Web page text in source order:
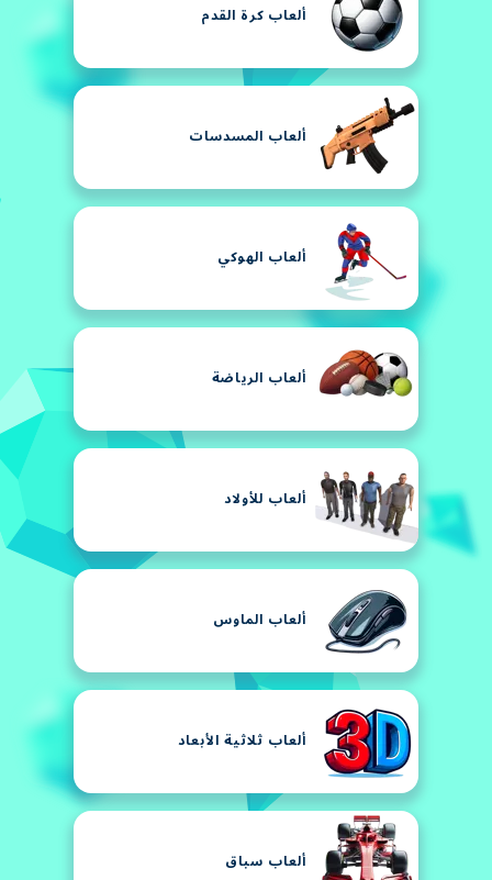
ألعاب كرة القدم
ألعاب المسدسات
ألعاب الهوكي
ألعاب الرياضة
ألعاب للأولاد
ألعاب الماوس
ألعاب ثلاثية الأبعاد
ألعاب سباق